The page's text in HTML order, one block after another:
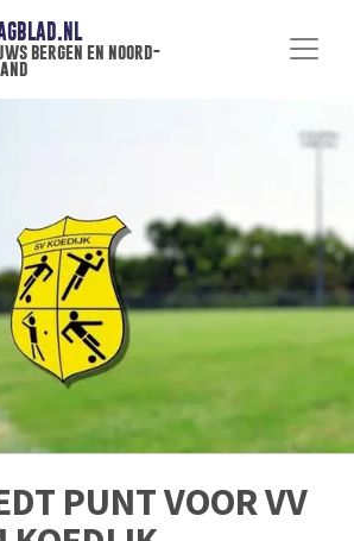
bergen en noord-
PUNT VOOR VV